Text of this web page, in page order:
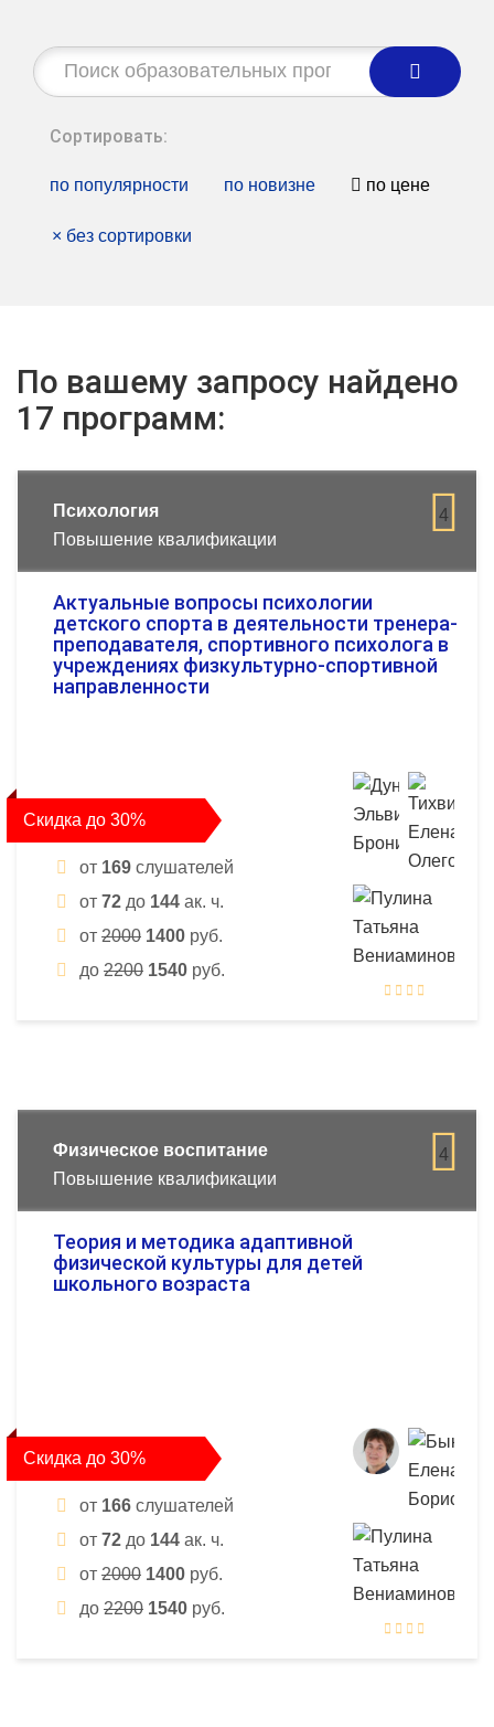
Строка
поиска:
Сортировать:
по популярности по новизне по цене
× без сортировки
По вашему запросу найдено
17 программ:
4
Психология
Повышение квалификации
Актуальные вопросы психологии
детского спорта в деятельности тренера-
преподавателя, спортивного психолога в
учреждениях физкультурно-спортивной
направленности
Скидка до 30%
от 169 слушателей
от 72 до 144 ак. ч.
от 2000 1400 руб.
до 2200 1540 руб.
4
Физическое воспитание
Повышение квалификации
Теория и методика адаптивной
физической культуры для детей
школьного возраста
Скидка до 30%
от 166 слушателей
от 72 до 144 ак. ч.
от 2000 1400 руб.
до 2200 1540 руб.